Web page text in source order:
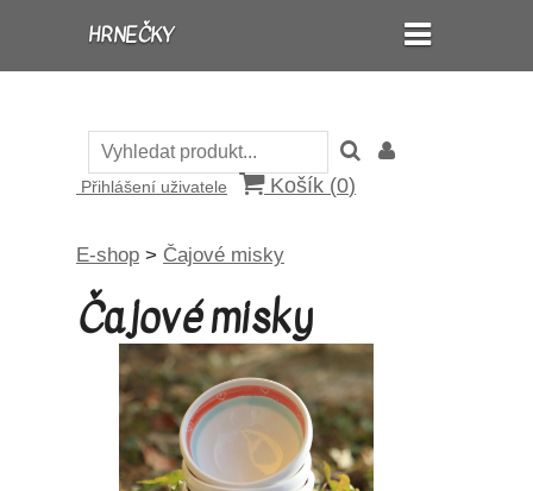
HRNEČKY
Přihlášení uživatele Košík (0)
E-shop > Čajové misky
Čajové misky